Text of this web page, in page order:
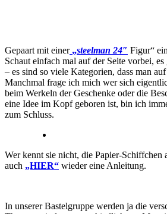
Gepaart mit einer „steelman 24″ Figur“
Schaut einfach mal auf der Seite vorbei,
– es sind so viele Kategorien, dass man
Manchmal frage ich mich wer sich
beim Werkeln der Geschenke oder die
eine Idee im Kopf geboren ist, bin ich
zum Schluss.
Wer kennt sie nicht, die Papier-Schiffchen
auch „HIER“ wieder eine Anleitung.
In unserer Bastelgruppe werden ja die